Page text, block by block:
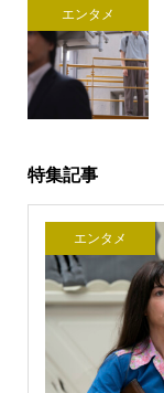
エンタメ
特集記事
エンタメ